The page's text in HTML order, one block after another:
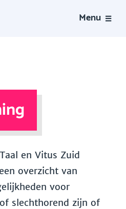
Menu
en Vitus Zuid
overzicht van
voor
slechthorend zijn of